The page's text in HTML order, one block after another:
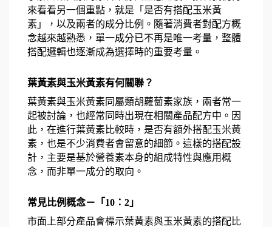
來看看另一個重點，就是「是否有搭配玉米黃
素」，以及兩者的成分比例。隨著消費者對配方概
念越來越熟悉，單一成分已不再是唯一考量，整體
搭配邏輯也逐漸成為選擇時的重要考量。
葉黃素與玉米黃素有何關聯？
葉黃素與玉米黃素同屬類胡蘿蔔素家族，兩者常一
起被討論，也經常同時出現在相關產品配方中。因
此，在進行葉黃素比較時，是否有額外搭配玉米黃
素，也是不少消費者會留意的細節。這樣的搭配設
計，主要是基於營養素本身的組成特性與應用概
念，而非單一成分的取向。
常見比例概念－「10：2」
市面上部分產品會標示葉黃素與玉米黃素的搭配比